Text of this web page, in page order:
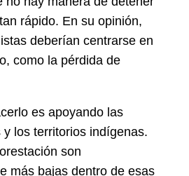
rápido. En su opinión,
deberían centrarse en
como la pérdida de
es apoyando las
los territorios indígenas.
son
más bajas dentro de esas